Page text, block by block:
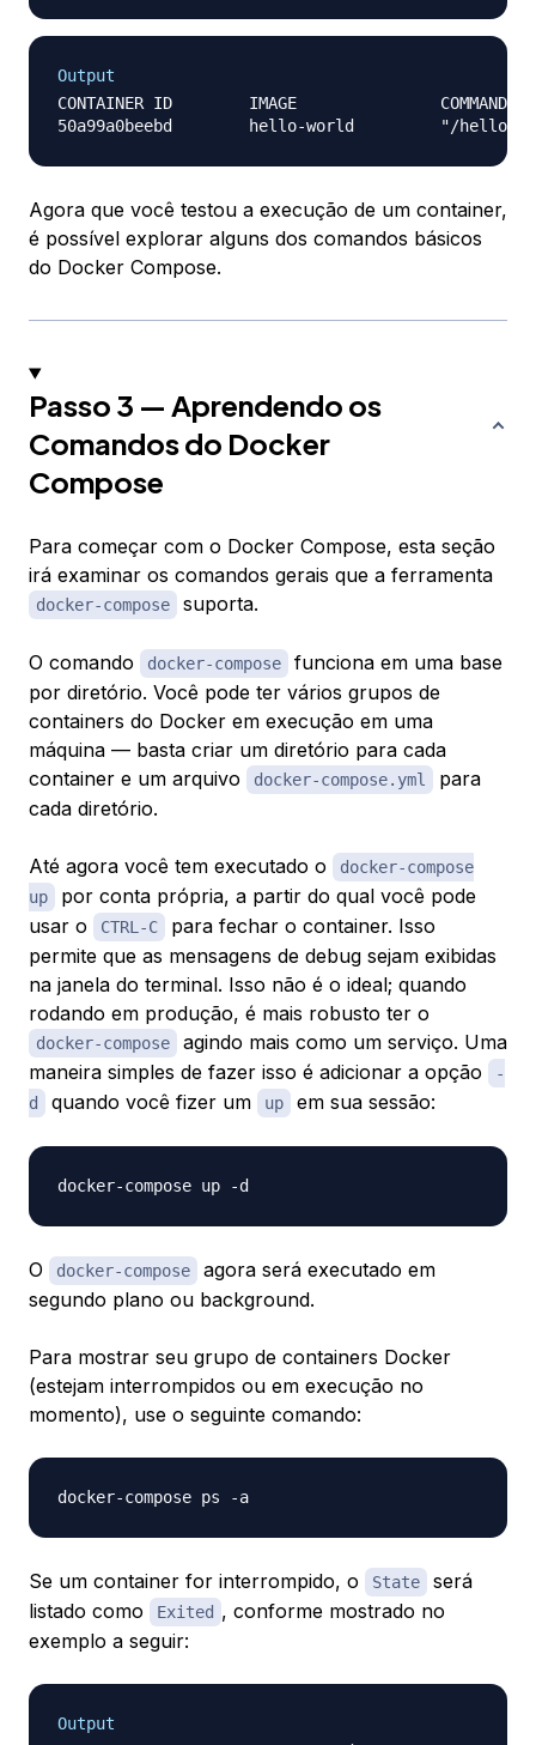
Output
CONTAINER ID        IMAGE
Agora que você testou a execução de um container,
é possível explorar alguns dos comandos básicos
do Docker Compose.
Passo 3 — Aprendendo os
Comandos do Docker
Compose
Para começar com o Docker Compose, esta seção
irá examinar os comandos gerais que a ferramenta
docker-compose suporta.
O comando docker-compose
funciona em uma base
por diretório. Você pode ter vários grupos de
containers do Docker em execução em uma
máquina — basta criar um diretório para cada
container e um arquivo
docker-compose.yml
para
cada diretório.
Até agora você tem executado o
docker-compose
up
por conta própria, a partir do qual você pode
usar o
CTRL-C
para fechar o container. Isso
permite que as mensagens de debug sejam exibidas
na janela do terminal. Isso não é o ideal; quando
rodando em produção, é mais robusto ter o
docker-compose
agindo mais como um serviço. Uma
maneira simples de fazer isso é adicionar a opção
-
d
quando você fizer um up em sua sessão:
O docker-compose
agora será executado em
segundo plano ou background.
Para mostrar seu grupo de containers Docker
(estejam interrompidos ou em execução no
momento), use o seguinte comando:
Se um container for interrompido, o State
será
listado como
Exited , conforme mostrado no
exemplo a seguir:
Output